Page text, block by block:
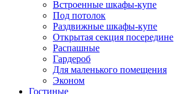
Встроенные шкафы-купе
Под потолок
Раздвижные шкафы-купе
Открытая секция посередине
Распашные
Гардероб
Для маленького помещения
Эконом
Гостиные